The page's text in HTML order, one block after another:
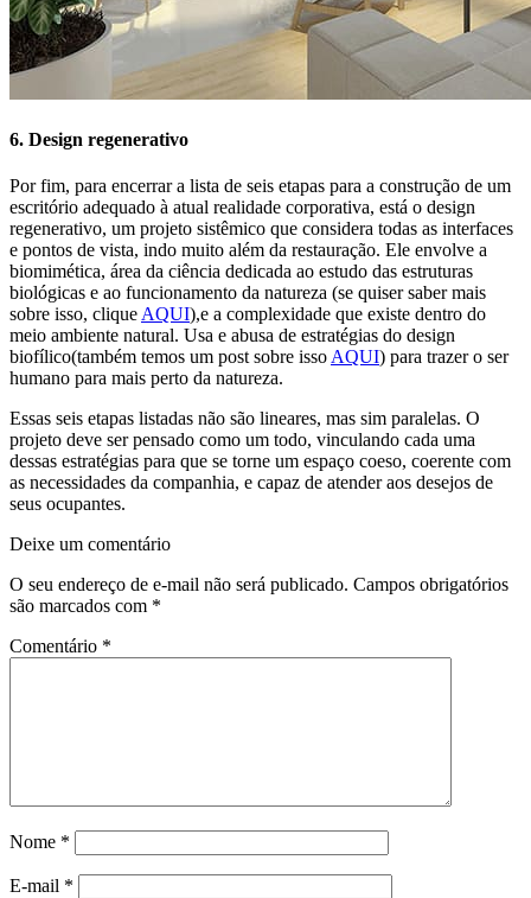
6. Design regenerativo
Por fim, para encerrar a lista de seis etapas para a construção de um
escritório adequado à atual realidade corporativa, está o design
regenerativo, um projeto sistêmico que considera todas as interfaces
e pontos de vista, indo muito além da restauração. Ele envolve a
biomimética, área da ciência dedicada ao estudo das estruturas
biológicas e ao funcionamento da natureza (se quiser saber mais
sobre isso, clique AQUI),e a complexidade que existe dentro do
meio ambiente natural. Usa e abusa de estratégias do design
biofílico(também temos um post sobre isso AQUI) para trazer o ser
humano para mais perto da natureza.
Essas seis etapas listadas não são lineares, mas sim paralelas. O
projeto deve ser pensado como um todo, vinculando cada uma
dessas estratégias para que se torne um espaço coeso, coerente com
as necessidades da companhia, e capaz de atender aos desejos de
seus ocupantes.
Deixe um comentário
O seu endereço de e-mail não será publicado. Campos obrigatórios
são marcados com *
Comentário *
Nome *
E-mail *